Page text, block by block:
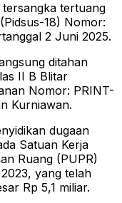
tertuang
18) Nomor:
2 Juni 2025.
ditahan
II B Blitar
Nomor: PRINT-
Kurniawan.
dugaan
Satuan Kerja
Ruang (PUPR)
yang telah
Rp 5,1 miliar.